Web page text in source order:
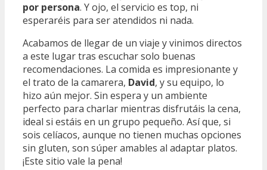
por persona. Y ojo, el servicio es top, ni
esperaréis para ser atendidos ni nada.
Acabamos de llegar de un viaje y vinimos directos
a este lugar tras escuchar solo buenas
recomendaciones. La comida es impresionante y
el trato de la camarera, David, y su equipo, lo
hizo aún mejor. Sin espera y un ambiente
perfecto para charlar mientras disfrutáis la cena,
ideal si estáis en un grupo pequeño. Así que, si
sois celíacos, aunque no tienen muchas opciones
sin gluten, son súper amables al adaptar platos.
¡Este sitio vale la pena!